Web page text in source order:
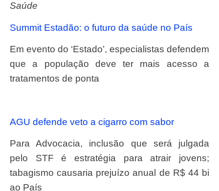
Saúde
Summit Estadão: o futuro da saúde no País
Em evento do ‘Estado’, especialistas defendem
que a população deve ter mais acesso a
tratamentos de ponta
AGU defende veto a cigarro com sabor
Para Advocacia, inclusão que será julgada
pelo STF é estratégia para atrair jovens;
tabagismo causaria prejuízo anual de R$ 44 bi
ao País